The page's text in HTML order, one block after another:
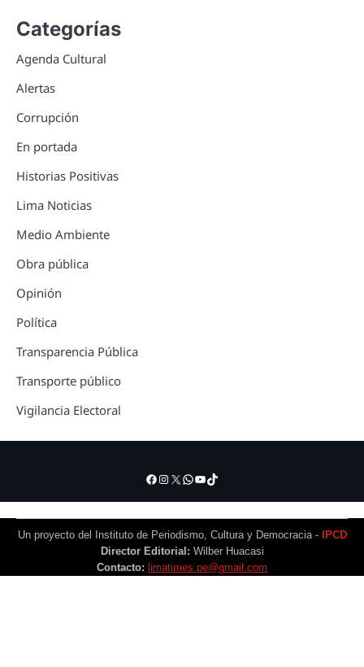
Categorías
Agenda Cultural
Alertas
Corrupción
En portada
Historias Positivas
Lima Noticias
Medio Ambiente
Obra pública
Opinión
Política
Transparencia Pública
Transporte público
Vigilancia Electoral
Facebook
Instagram
X WhatsApp
YouTube
TikTok
Un proyecto del Instituto de Periodismo, Cultura y Democracia - IPCD
Director Editorial: Wilber Huacasi
Contacto: limatimes.pe@gmail.com